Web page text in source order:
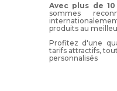
Avec plus de
sommes
produits au
Profitez d'une
tarifs attractifs,
personnalisés